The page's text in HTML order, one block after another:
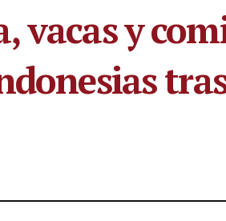
vacas y